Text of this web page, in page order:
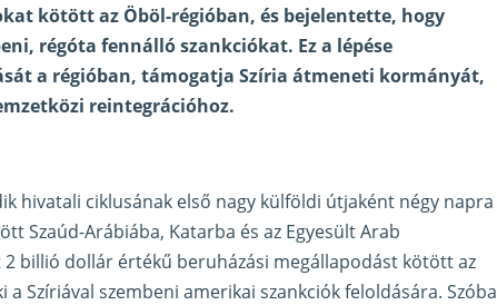
kötött az Öböl-régióban, és bejelentette, hogy
régóta fennálló szankciókat. Ez a lépése
a régióban, támogatja Szíria átmeneti kormányát,
reintegrációhoz.
hivatali ciklusának első nagy külföldi útjaként négy napra
Szaúd-Arábiába, Katarba és az Egyesült Arab
billió dollár értékű beruházási megállapodást kötött az
Szíriával szembeni amerikai szankciók feloldására. Szóba